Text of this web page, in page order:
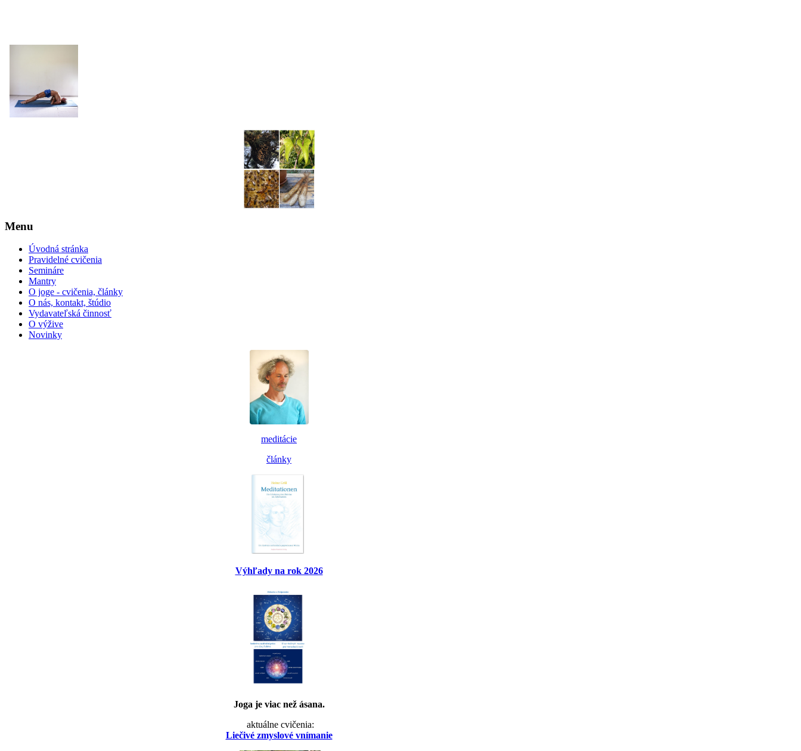
Menu
Úvodná stránka
Pravidelné cvičenia
Semináre
Mantry
O joge - cvičenia, články
O nás, kontakt, štúdio
Vydavateľská činnosť
O výžive
Novinky
meditácie
články
Výhľady na rok 2026
Joga je viac než ásana.
aktuálne cvičenia:
Liečivé zmyslové vnímanie